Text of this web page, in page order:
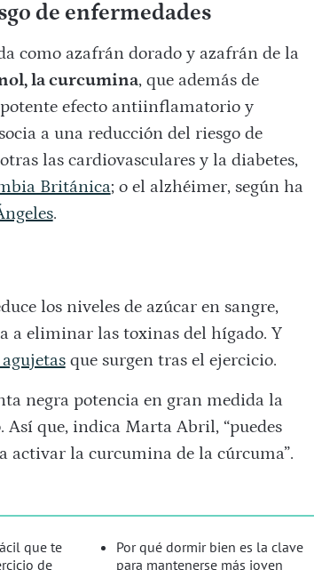
de enfermedades
como azafrán dorado y azafrán de la
la curcumina, que además de
efecto antiinflamatorio y
a una reducción del riesgo de
las cardiovasculares y la diabetes,
Británica; o el alzhéimer, según ha
.
los niveles de azúcar en sangre,
a eliminar las toxinas del hígado. Y
que surgen tras el ejercicio.
negra potencia en gran medida la
que, indica Marta Abril, “puedes
activar la curcumina de la cúrcuma”.
que te
de
Por qué dormir bien es la clave
para mantenerse más joven